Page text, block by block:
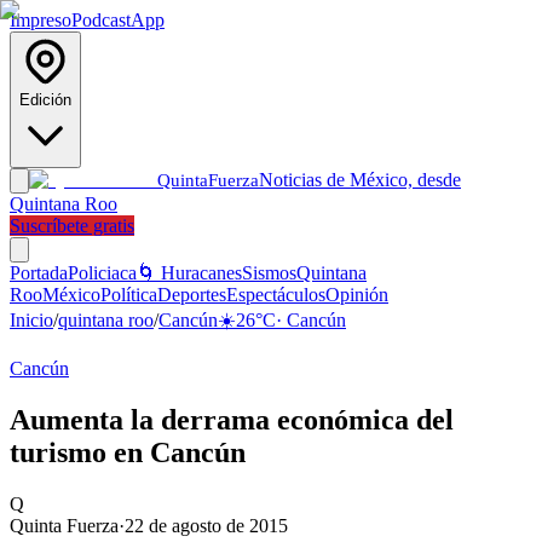
ImpresoPodcastApp
Edición
QuintaFuerzaNoticias de México, desde
Quintana Roo
Suscríbete gratis
PortadaPoliciaca 🌀 HuracanesSismosQuintana
RooMéxicoPolíticaDeportesEspectáculosOpinión
Inicio/quintana roo/Cancún☀️26°C· Cancún
Cancún
Aumenta la derrama económica del
turismo en Cancún
Q
Quinta Fuerza·22 de agosto de 2015